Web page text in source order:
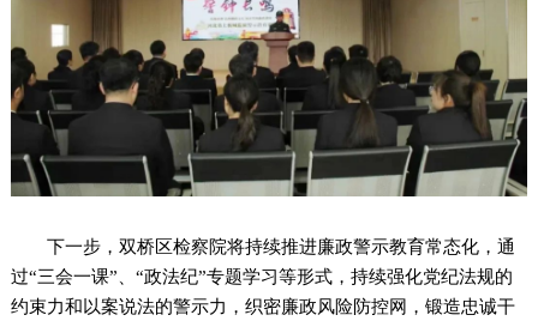
下一步，双桥区检察院将持续推进廉政警示教育常态化，通
过“三会一课”、“政法纪”专题学习等形式，持续强化党纪法规的
约束力和以案说法的警示力，织密廉政风险防控网，锻造忠诚干